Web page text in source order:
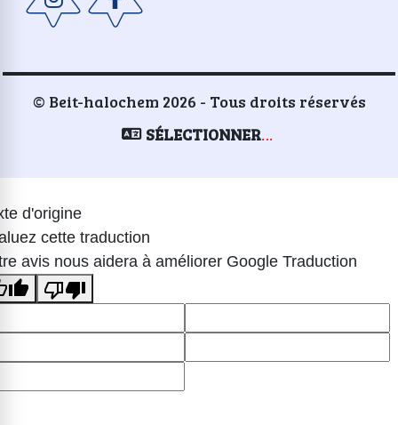
© Beit-halochem 2026 - Tous droits réservés
SÉLECTIONNER UNE LANGUE
d'origine
cette traduction
avis nous aidera à améliorer Google Traduction